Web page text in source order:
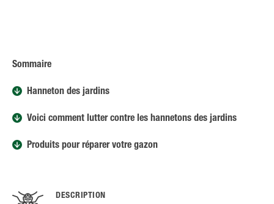
Sommaire
Hanneton des jardins
Voici comment lutter contre les hannetons des jardins
Produits pour réparer votre gazon
DESCRIPTION